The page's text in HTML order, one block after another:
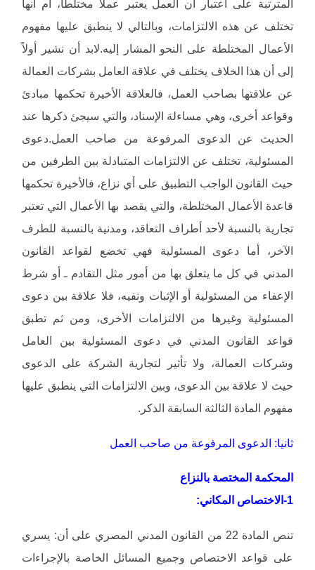
المترتبة على اعتبار أن العمل يعتبر عملاً مختلطاً، أم أنها
تختلف عن هذه الالتزامات، وبالتالي لا ينطبق عليها مفهوم
الأعمال المختلطة على النحو المشار إليه.لابد أن نشير أولاً
إلى أن هذا الخلاف يختلف في علاقة العامل بشركات العمالة
عن علاقتها بصاحب العمل، فالعلاقة الأخيرة تحكمها مبادئ
وقواعد أخرى، وهي مساءلة الإسناد، والتي سيجئ ذكرها عند
الحديث عن الدعوى المرفوعة من صاحب العمل.دعوى
المسئولية، تختلف عن الالتزامات المتبادلة بين الطرفين من
حيث القانون الواجب التطبيق على أي نزاع، فالأخيرة تحكمها
قاعدة الأعمال المختلطة، والتي يقصد بها الأعمال التي تعتبر
تجارية بالنسبة لأحد أطراف التعاقد، ومدنية بالنسبة للطرف
الآخر، أما دعوى المسئولية فهي تخضع لقواعد القانون
المدني في كل ما يتعلق بها من أمور مثل التقادم ـ أو شرط
الإعفاء من المسئولية أو الإثبات ونفيه، فلا علاقة بين دعوى
المسئولية وغيرها من الالتزامات الأخرى، ومن ثم تطبق
قواعد القانون المدني في دعوى المسئولية بين العامل
وشركات العمالة، ولا تأثير لتجارية الشركة على الدعوى
حيث لا علاقة بين الدعوى، وبين الالتزامات التي ينطبق عليها
مفهوم المادة الثالثة السابقة الذكر.
ثانيا: الدعوى المرفوعة من صاحب العمل
المحكمة المختصة بالنزاع
1-الاختصاص المكاني:
تنص المادة 22 من القانون المدني المصري على أن: يسري
على قواعد الاختصاص وجميع المسائل الخاصة بالإجراءات